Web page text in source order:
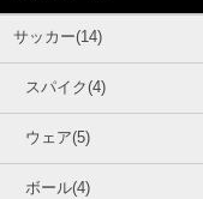
サッカー(14)
スパイク(4)
ウェア(5)
ボール(4)